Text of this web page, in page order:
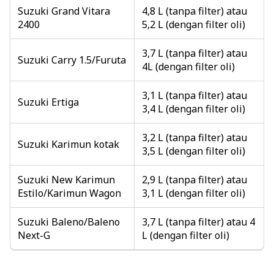
Suzuki Grand Vitara
2400
4,8 L (tanpa filter) atau
5,2 L (dengan filter oli)
Suzuki Carry 1.5/Furuta
3,7 L (tanpa filter) atau
4L (dengan filter oli)
Suzuki Ertiga
3,1 L (tanpa filter) atau
3,4 L (dengan filter oli)
Suzuki Karimun kotak
3,2 L (tanpa filter) atau
3,5 L (dengan filter oli)
Suzuki New Karimun
Estilo/Karimun Wagon
2,9 L (tanpa filter) atau
3,1 L (dengan filter oli)
Suzuki Baleno/Baleno
Next-G
3,7 L (tanpa filter) atau 4
L (dengan filter oli)